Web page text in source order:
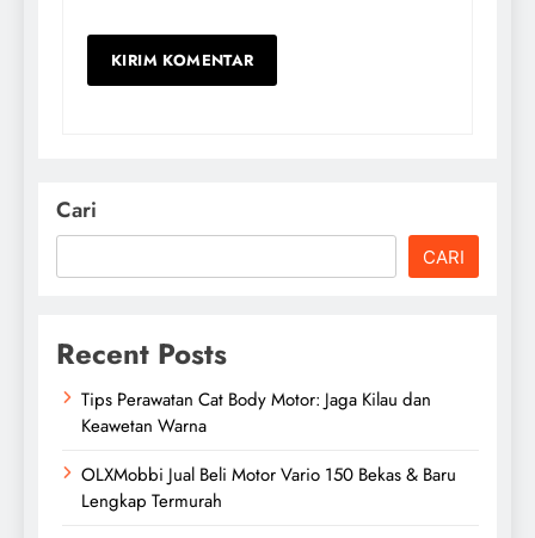
Cari
CARI
Recent Posts
Tips Perawatan Cat Body Motor: Jaga Kilau dan
Keawetan Warna
OLXMobbi Jual Beli Motor Vario 150 Bekas & Baru
Lengkap Termurah